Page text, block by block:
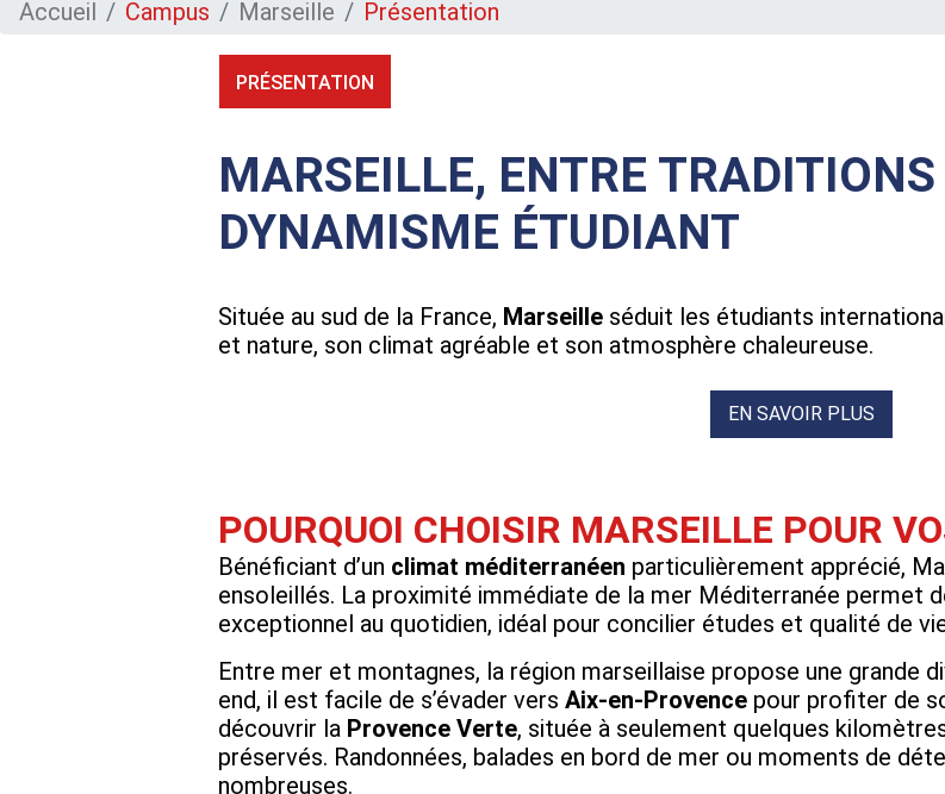
Accueil Campus Marseille Présentation
PRÉSENTATION
MARSEILLE, ENTRE
DYNAMISME ÉTUDIANT
Située au sud de la France, Marseille séduit les étudiants
et nature, son climat agréable et son atmosphère chaleureuse.
EN SAVOIR PLUS
POURQUOI CHOISIR MARSEILLE POUR
Bénéficiant d’un climat méditerranéen particulièrement apprécié,
ensoleillés. La proximité immédiate de la mer Méditerranée permet
exceptionnel au quotidien, idéal pour concilier études et qualité de
Entre mer et montagnes, la région marseillaise propose une grande
end, il est facile de s’évader vers Aix-en-Provence pour profiter de
découvrir la Provence Verte, située à seulement quelques
préservés. Randonnées, balades en bord de mer ou moments de
nombreuses.